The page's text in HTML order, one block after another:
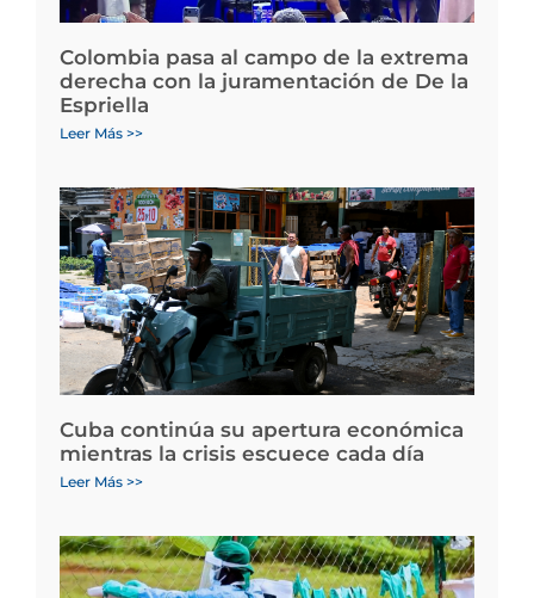
Colombia pasa al campo de la extrema
derecha con la juramentación de De la
Espriella
Leer Más >>
Cuba continúa su apertura económica
mientras la crisis escuece cada día
Leer Más >>